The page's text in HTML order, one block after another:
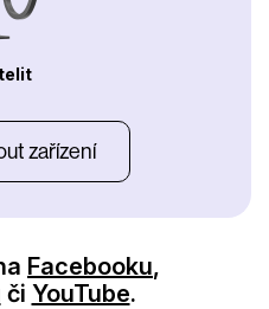
zařízení
Facebooku,
či YouTube.